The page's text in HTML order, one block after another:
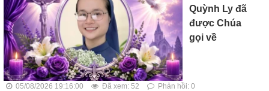
Quỳnh Ly đã
được Chúa
gọi về
05/08/2026 19:16:00 Đã xem: 52 Phản hồi: 0